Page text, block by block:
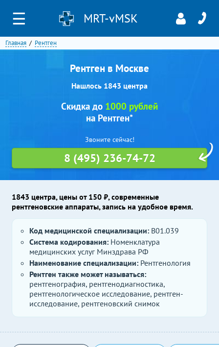
☰ MRT-vMSK
Главная Рентген
Рентген в Москве
Нашлось 1843 центра
1843 центра, цены от 150 ₽, современные
рентгеновские аппараты, запись на удобное время.
Код медицинской специализации: B01.039
Система кодирования: Номенклатура
медицинских услуг Минздрава РФ
Наименование специализации: Рентгенология
Рентген также может называться:
рентгенография, рентгенодиагностика,
рентгенологическое исследование, рентген-
исследование, рентгеновский снимок
Скидка до 1000 рублей
на Рентген*
Звоните сейчас!
8 (495) 236-74-72